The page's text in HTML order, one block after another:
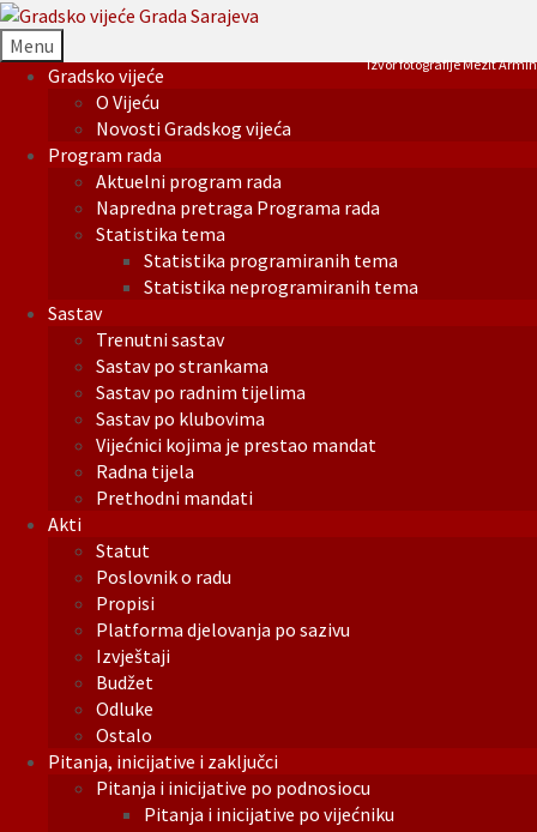
Menu
Gradsko vijeće
O Vijeću
Novosti Gradskog vijeća
Program rada
Aktuelni program rada
Napredna pretraga Programa rada
Statistika tema
Statistika programiranih tema
Statistika neprogramiranih tema
Sastav
Trenutni sastav
Sastav po strankama
Sastav po radnim tijelima
Sastav po klubovima
Vijećnici kojima je prestao mandat
Radna tijela
Prethodni mandati
Akti
Statut
Poslovnik o radu
Propisi
Platforma djelovanja po sazivu
Izvještaji
Budžet
Odluke
Ostalo
Pitanja, inicijative i zaključci
Pitanja i inicijative po podnosiocu
Pitanja i inicijative po vijećniku
Izvor fotografije Mezit Armin